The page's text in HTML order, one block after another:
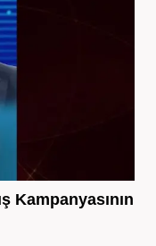
Kampanyasının